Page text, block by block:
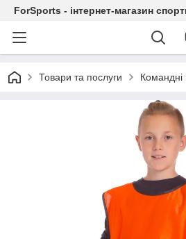
ForSports - інтернет-магазин
Товари та послуги Командні